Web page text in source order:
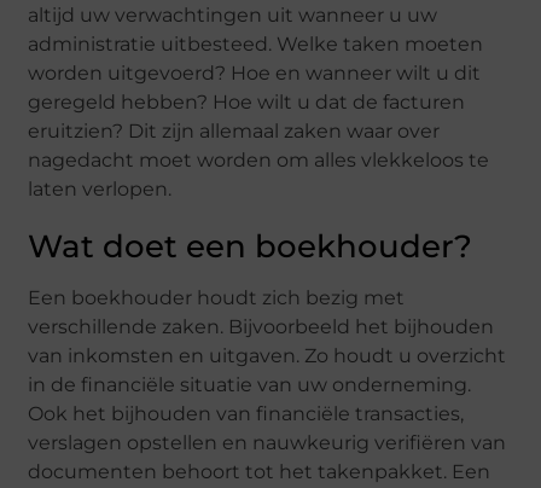
altijd uw verwachtingen uit wanneer u uw
administratie uitbesteed. Welke taken moeten
worden uitgevoerd? Hoe en wanneer wilt u dit
geregeld hebben? Hoe wilt u dat de facturen
eruitzien? Dit zijn allemaal zaken waar over
nagedacht moet worden om alles vlekkeloos te
laten verlopen.
Wat doet een boekhouder?
Een boekhouder houdt zich bezig met
verschillende zaken. Bijvoorbeeld het bijhouden
van inkomsten en uitgaven. Zo houdt u overzicht
in de financiële situatie van uw onderneming.
Ook het bijhouden van financiële transacties,
verslagen opstellen en nauwkeurig verifiëren van
documenten behoort tot het takenpakket. Een